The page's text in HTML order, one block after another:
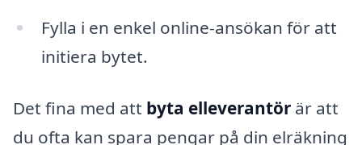
Fylla i en enkel online-ansökan för att
initiera bytet.
Det fina med att byta elleverantör är att
du ofta kan spara pengar på din elräkning